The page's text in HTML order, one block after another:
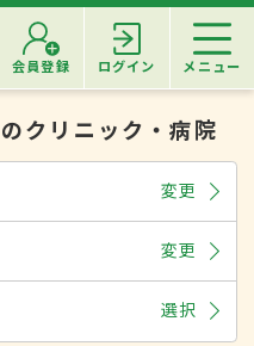
会員登録 ログイン メニュー
のクリニック・病院
変更
変更
選択